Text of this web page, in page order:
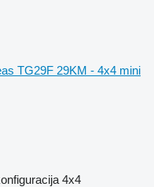
TG29F 29KM - 4x4 mini
4x4